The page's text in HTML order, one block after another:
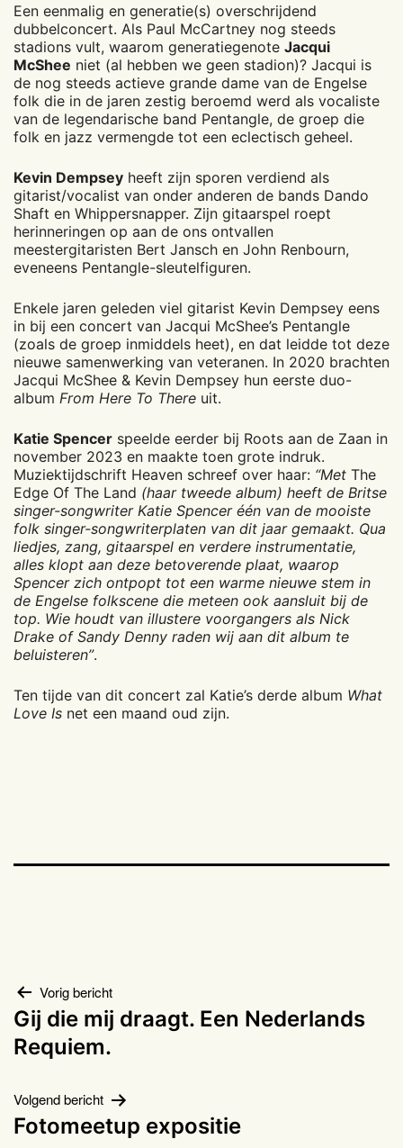
Een eenmalig en generatie(s) overschrijdend
dubbelconcert. Als Paul McCartney nog steeds
stadions vult, waarom generatiegenote Jacqui
McShee niet (al hebben we geen stadion)? Jacqui is
de nog steeds actieve grande dame van de Engelse
folk die in de jaren zestig beroemd werd als vocaliste
van de legendarische band Pentangle, de groep die
folk en jazz vermengde tot een eclectisch geheel.
Kevin Dempsey heeft zijn sporen verdiend als
gitarist/vocalist van onder anderen de bands Dando
Shaft en Whippersnapper. Zijn gitaarspel roept
herinneringen op aan de ons ontvallen
meestergitaristen Bert Jansch en John Renbourn,
eveneens Pentangle-sleutelfiguren.
Enkele jaren geleden viel gitarist Kevin Dempsey eens
in bij een concert van Jacqui McShee’s Pentangle
(zoals de groep inmiddels heet), en dat leidde tot deze
nieuwe samenwerking van veteranen. In 2020 brachten
Jacqui McShee & Kevin Dempsey hun eerste duo-
album From Here To There uit.
Katie Spencer speelde eerder bij Roots aan de Zaan in
november 2023 en maakte toen grote indruk.
Muziektijdschrift Heaven schreef over haar: “Met The
Edge Of The Land (haar tweede album) heeft de Britse
singer-songwriter Katie Spencer één van de mooiste
folk singer-songwriterplaten van dit jaar gemaakt. Qua
liedjes, zang, gitaarspel en verdere instrumentatie,
alles klopt aan deze betoverende plaat, waarop
Spencer zich ontpopt tot een warme nieuwe stem in
de Engelse folkscene die meteen ook aansluit bij de
top. Wie houdt van illustere voorgangers als Nick
Drake of Sandy Denny raden wij aan dit album te
beluisteren”.
Ten tijde van dit concert zal Katie’s derde album What
Love Is net een maand oud zijn.
Bericht
navigatie
Vorig bericht
Gij die mij draagt. Een Nederlands
Requiem.
Volgend bericht
Fotomeetup expositie